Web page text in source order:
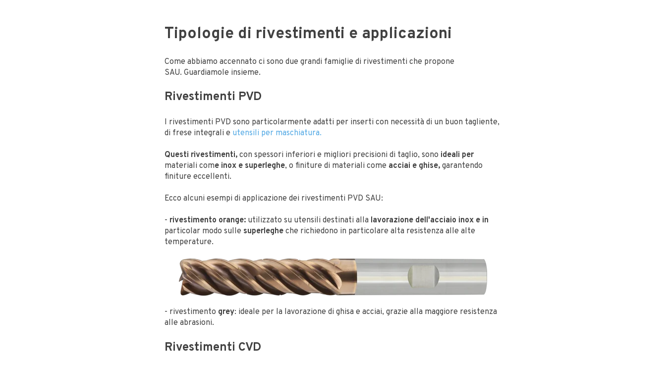
Tipologie di rivestimenti e applicazioni
Come abbiamo accennato ci sono due grandi famiglie di rivestimenti che propone
SAU. Guardiamole insieme.
Rivestimenti PVD
I rivestimenti PVD sono particolarmente adatti per inserti con necessità di un buon tagliente,
di frese integrali e utensili per maschiatura.
Questi rivestimenti, con spessori inferiori e migliori precisioni di taglio, sono ideali per
materiali come inox e superleghe, o finiture di materiali come acciai e ghise, garantendo
finiture eccellenti.
Ecco alcuni esempi di applicazione dei rivestimenti PVD SAU:
- rivestimento orange: utilizzato su utensili destinati alla lavorazione dell'acciaio inox e in
particolar modo sulle superleghe che richiedono in particolare alta resistenza alle alte
temperature.
- rivestimento grey: ideale per la lavorazione di ghisa e acciai, grazie alla maggiore resistenza
alle abrasioni.
Rivestimenti CVD